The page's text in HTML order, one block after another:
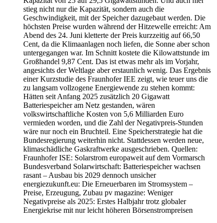
stieg nicht nur die Kapazität, sondern auch die
Geschwindigkeit, mit der Speicher dazugebaut werden. Die
höchsten Preise wurden während der Hitzewelle erreicht: Am
Abend des 24. Juni kletterte der Preis kurzzeitig auf 66,50
Cent, da die Klimaanlagen noch liefen, die Sonne aber schon
untergegangen war. Im Schnitt kostete die Kilowattstunde im
Großhandel 9,87 Cent. Das ist etwas mehr als im Vorjahr,
angesichts der Weltlage aber erstaunlich wenig. Das Ergebnis
einer Kurzstudie des Fraunhofer IEE zeigt, wie teuer uns die
zu langsam vollzogene Energiewende zu stehen kommt:
Hätten seit Anfang 2025 zusätzlich 20 Gigawatt
Batteriespeicher am Netz gestanden, wären
volkswirtschaftliche Kosten von 5,6 Milliarden Euro
vermieden worden, und die Zahl der Negativpreis-Stunden
wäre nur noch ein Bruchteil. Eine Speicherstrategie hat die
Bundesregierung weiterhin nicht. Stattdessen werden neue,
klimaschädliche Gaskraftwerke ausgeschrieben. Quellen:
Fraunhofer ISE: Solarstrom europaweit auf dem Vormarsch
Bundesverband Solarwirtschaft: Batteriespeicher wachsen
rasant – Ausbau bis 2029 dennoch unsicher
energiezukunft.eu: Die Erneuerbaren im Stromsystem –
Preise, Erzeugung, Zubau pv magazine: Weniger
Negativpreise als 2025: Erstes Halbjahr trotz globaler
Energiekrise mit nur leicht höheren Börsenstrompreisen